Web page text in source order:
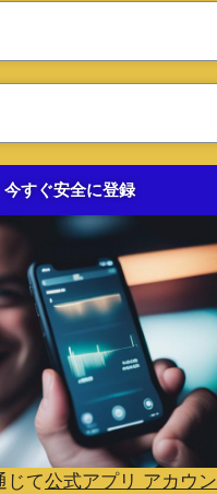
じて公式アプリ アカウン
今すぐ安全に登録